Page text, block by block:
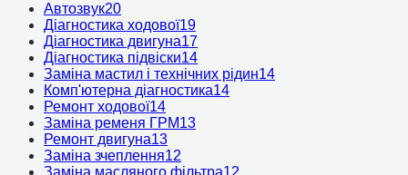
Автозвук20
Діагностика ходової19
Діагностика двигуна17
Діагностика підвіски14
Заміна мастил і технічних рідин14
Комп'ютерна діагностика14
Ремонт ходової14
Заміна ременя ГРМ13
Ремонт двигуна13
Заміна зчеплення12